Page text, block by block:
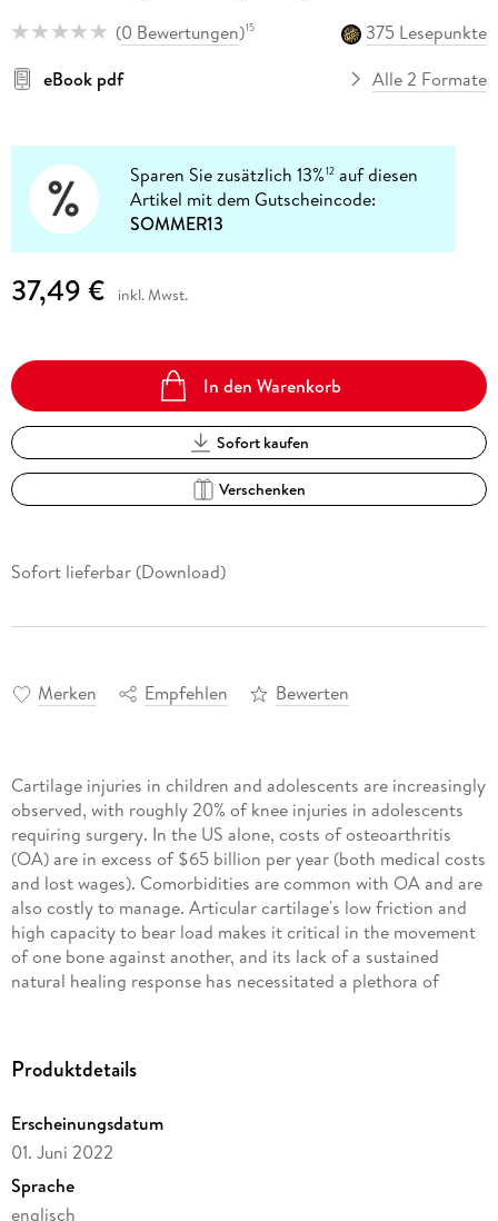
(0 Bewertungen)15
375 Lesepunkte
eBook pdf
Alle 2 Formate
Sparen Sie zusätzlich 13%12 auf diesen
Artikel mit dem Gutscheincode:
SOMMER13
37,49 € inkl. Mwst.
In den Warenkorb
Sofort kaufen
Verschenken
Sofort lieferbar (Download)
Merken Empfehlen Bewerten
Cartilage injuries in children and adolescents are increasingly
observed, with roughly 20% of knee injuries in adolescents
requiring surgery. In the US alone, costs of osteoarthritis
(OA) are in excess of $65 billion per year (both medical costs
and lost wages). Comorbidities are common with OA and are
also costly to manage. Articular cartilage's low friction and
high capacity to bear load makes it critical in the movement
of one bone against another, and its lack of a sustained
natural healing response has necessitated a plethora of
the functional requirements of native tissues. This book
of articular cartilage in both normal and pathological states,
through development and aging. It also provides a historical
perspective of past and current cartilage treatments and
previous tissue engineering efforts. Methods and standards
Produktdetails
Erscheinungsdatum
01. Juni 2022
Sprache
englisch